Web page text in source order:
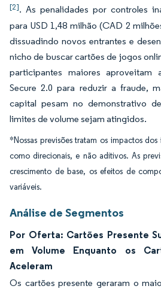
[2]. As penalidades por controles
para USD 1,48 milhão (CAD 2
dissuadindo novos entrantes e
nicho de buscar cartões de jogos
participantes maiores
Secure 2.0 para reduzir a fraude,
capital pesam no demonstrativo
limites de volume sejam atingidos.
*Nossas previsões tratam os impactos
como direcionais, e não aditivos. As
crescimento de base, os efeitos de
variáveis.
Análise de Segmentos
Por Oferta: Cartões Presente
em Volume Enquanto os
Aceleram
Os cartões presente geraram o